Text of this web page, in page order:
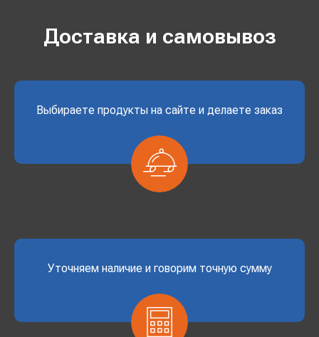
Доставка и самовывоз
Выбираете продукты на сайте и делаете заказ
Уточняем наличие и говорим точную сумму